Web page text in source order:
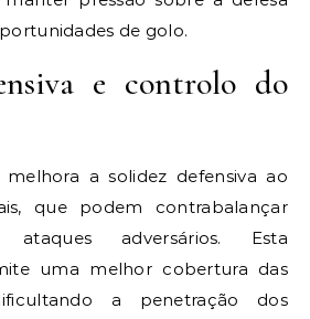
de golo.
e controlo do
a solidez defensiva ao
que podem contrabalançar
ataques adversários. Esta
uma melhor cobertura das
a penetração dos